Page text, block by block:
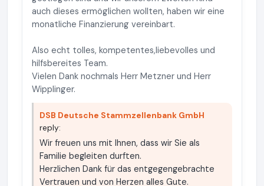
auch dieses ermöglichen wollten, haben wir eine
monatliche Finanzierung vereinbart.
Also echt tolles, kompetentes,liebevolles und
hilfsbereites Team.
Vielen Dank nochmals Herr Metzner und Herr
Wipplinger.
DSB Deutsche Stammzellenbank GmbH
reply:
Wir freuen uns mit Ihnen, dass wir Sie als
Familie begleiten durften.
Herzlichen Dank für das entgegengebrachte
Vertrauen und von Herzen alles Gute.